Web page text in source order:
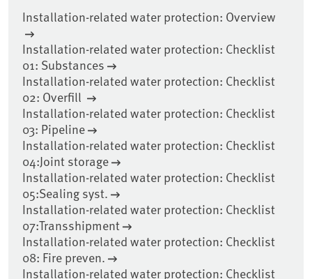
Installation-related water protection: Overview
Installation-related water protection: Checklist
01: Substances
Installation-related water protection: Checklist
02: Overfill
Installation-related water protection: Checklist
03: Pipeline
Installation-related water protection: Checklist
04:Joint storage
Installation-related water protection: Checklist
05:Sealing syst.
Installation-related water protection: Checklist
07:Transshipment
Installation-related water protection: Checklist
08: Fire preven.
Installation-related water protection: Checklist